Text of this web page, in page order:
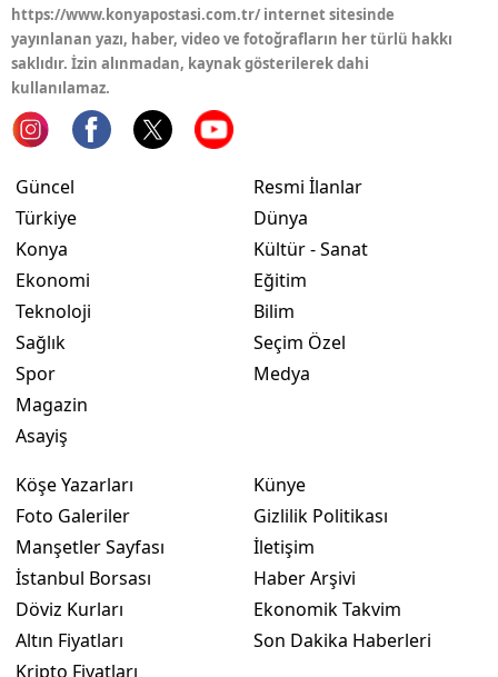
https://www.konyapostasi.com.tr/ internet sitesinde
yayınlanan yazı, haber, video ve fotoğrafların her türlü hakkı
saklıdır. İzin alınmadan, kaynak gösterilerek dahi
kullanılamaz.
Güncel
Türkiye
Konya
Ekonomi
Teknoloji
Sağlık
Spor
Magazin
Asayiş
Resmi İlanlar
Dünya
Kültür - Sanat
Eğitim
Bilim
Seçim Özel
Medya
Köşe Yazarları
Foto Galeriler
Manşetler Sayfası
İstanbul Borsası
Döviz Kurları
Altın Fiyatları
Kripto Fiyatları
Künye
Gizlilik Politikası
İletişim
Haber Arşivi
Ekonomik Takvim
Son Dakika Haberleri